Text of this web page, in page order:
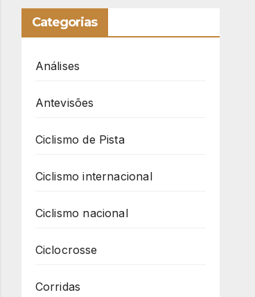
Categorias
Análises
Antevisões
Ciclismo de Pista
Ciclismo internacional
Ciclismo nacional
Ciclocrosse
Corridas